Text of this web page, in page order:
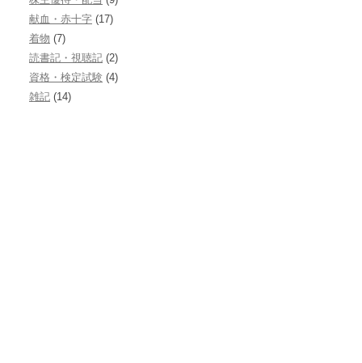
献血・赤十字 (17)
着物 (7)
読書記・視聴記 (2)
資格・検定試験 (4)
雑記 (14)